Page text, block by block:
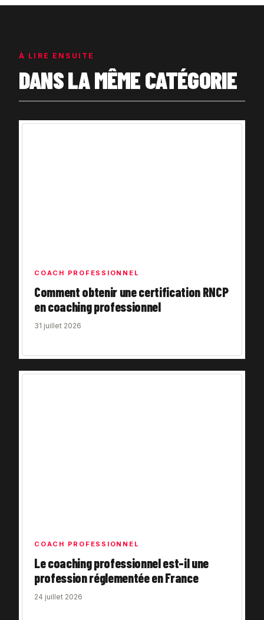
À LIRE ENSUITE
DANS LA MÊME CATÉGORIE
COACH PROFESSIONNEL
Comment obtenir une certification RNCP
en coaching professionnel
31 juillet 2026
COACH PROFESSIONNEL
Le coaching professionnel est-il une
profession réglementée en France
24 juillet 2026